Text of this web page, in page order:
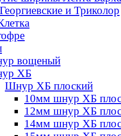
и Триколор
вощеный
ХБ
Шнур ХБ плоский
10мм шнур ХБ
12мм шнур ХБ
14мм шнур ХБ